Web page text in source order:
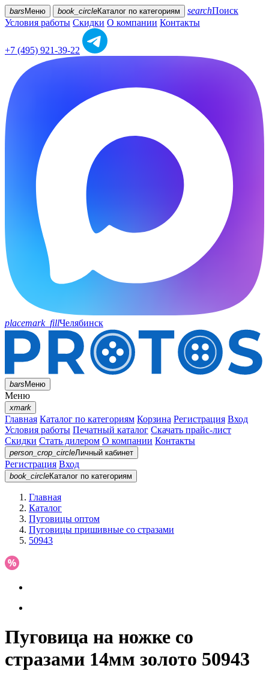
bars Меню book_circleКаталог по категориям searchПоиск
Условия работы Скидки О компании Контакты
+7 (495) 921-39-22
placemark_fillЧелябинск
barsМеню
Меню
xmark
Главная Каталог по категориям Корзина Регистрация Вход
Условия работы Печатный каталог Скачать прайс-лист
Скидки Стать дилером О компании Контакты
person_crop_circleЛичный кабинет
Регистрация Вход
book_circleКаталог по категориям
Главная
Каталог
Пуговицы оптом
Пуговицы пришивные со стразами
50943
Пуговица на ножке со
стразами 14мм золото 50943